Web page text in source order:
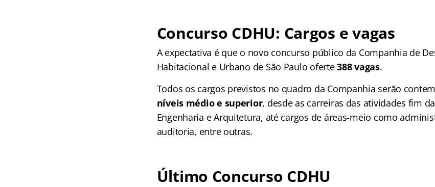
Concurso CDHU: Cargos e vagas
A expectativa é que o novo concurso público da Companhia de
Habitacional e Urbano de São Paulo oferte388 vagas.
Todos os cargos previstos no quadro da Companhia serão
níveis médio e superior, desde as carreiras das atividades fim
Engenharia e Arquitetura, até cargos de áreas-meio como
auditoria, entre outras.
Último Concurso CDHU